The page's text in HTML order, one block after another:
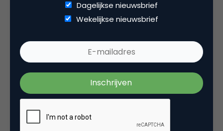
haest
onmogelijk. Wat blijkt : dat in de originele tekst
2 billion staat maar een amerikaans billion is
een nederlands miljard!
17 februari 2004 om 13:18
Dagelijkse nieuwsbrief
Wekelijkse nieuwsbrief